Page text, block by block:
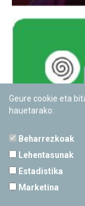
Geure cookie eta
hauetarako:
Beharrezkoak
Lehentasunak
Estadistika
Marketina